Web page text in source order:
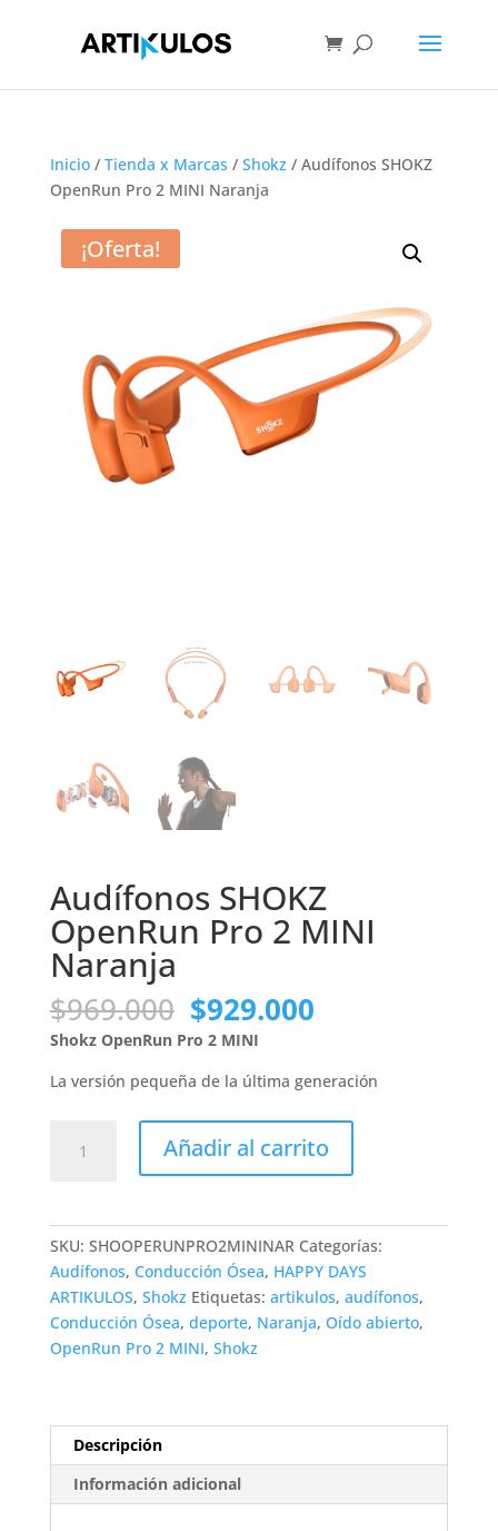
Inicio/ Tienda x Marcas / Shokz / Audífonos SHOKZ
OpenRun Pro 2 MINI Naranja
¡Oferta!
Audífonos SHOKZ
OpenRun Pro 2 MINI
Naranja
$969.000 El
precio
original
era:
$969.000.
$929.000El
es:
$929.000.
Shokz OpenRun Pro 2 MINI
La versión pequeña de la última generación
SHOKZ
MINI
cantidad
Añadir al carrito
SKU: SHOOPERUNPRO2MININAR Categorías:
Audífonos, Conducción Ósea, HAPPY DAYS
ARTIKULOS, Shokz Etiquetas: artikulos, audífonos,
Conducción Ósea, deporte, Naranja, Oído abierto,
OpenRun Pro 2 MINI, Shokz
Descripción
Información adicional